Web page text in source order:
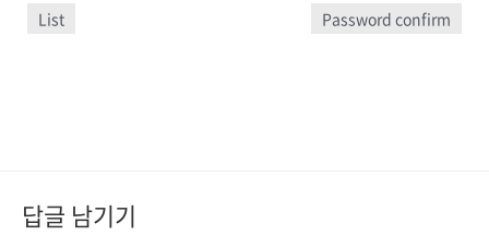
List Password confirm
답글 남기기